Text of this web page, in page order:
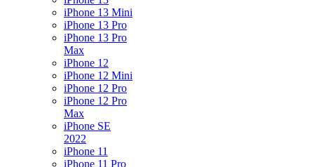
iPhone 13 Mini
iPhone 13 Pro
iPhone 13 Pro
Max
iPhone 12
iPhone 12 Mini
iPhone 12 Pro
iPhone 12 Pro
Max
iPhone SE
2022
iPhone 11
iPhone 11 Pro